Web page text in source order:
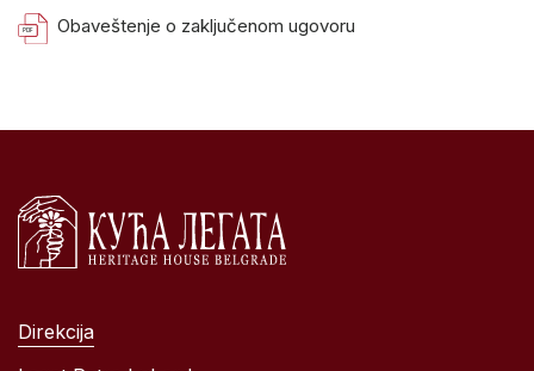
Obaveštenje o zaključenom ugovoru
Direkcija